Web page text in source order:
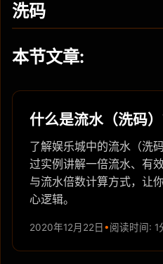
洗码
本节文章:
什么是流水（洗码）
了解娱乐城中的流水（洗
过实例讲解一倍流水、有
与流水倍数计算方式，让
心逻辑。
2020年12月22日 阅读时间: 1